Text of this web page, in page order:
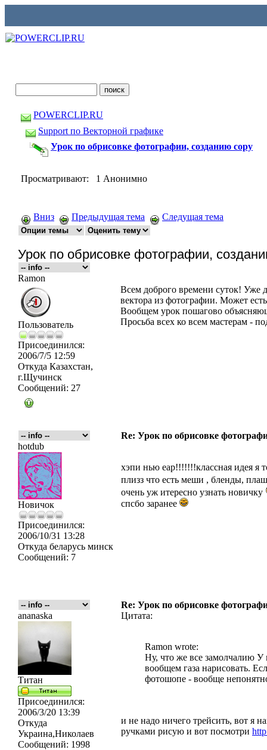
POWERCLIP.RU
Support по Векторной графике
Урок по обрисовке фотографии, созданию copy
Просматривают: 1 Анонимно
Вниз Предыдущая тема Следущая тема
Урок по обрисовке фотографии,
Ramon
Пользователь
Присоединился:
2006/7/5 12:59
Откуда Казахстан,
г.Щучинск
Сообщений: 27
Всем доброго времени суток! Уже
вектора из фотографии. Может
Вообщем урок пошагово
Просьба всех ко всем мастерам -
Re: Урок по обрисовке
hotdub
Новичок
Присоединился:
2006/10/31 13:28
Откуда беларусь минск
Сообщений: 7
хэпи нью еар!!!!!!!классная идея я
плизз что есть меши , бленды,
очень уж итересно узнать новичку
спсбо заранее
Re: Урок по обрисовке
ananaska
Титан
Присоединился:
2006/3/20 13:39
Откуда
Украина,Николаев
Сообщений: 1998
Цитата:
Ramon wrote:
Ну, что же все замолчалию У
вообщем газа нарисовать.
фотошопе - вообще
и не надо ничего трейсить, вот я
ручками рисую и вот посмотри